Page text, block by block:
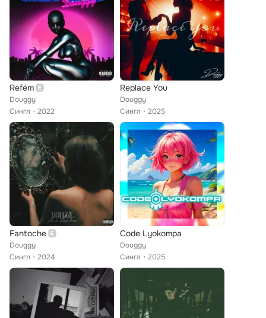
Refém
Douggy
Сингл
2022
Replace You
Douggy
Сингл
2025
Fantoche
Douggy
Сингл
2024
Code Lyokompa
Douggy
Сингл
2025